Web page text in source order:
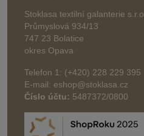
Stoklasa textilní galanterie s.r.o.
Průmyslová 934/13
747 23 Bolatice
okres Opava
Telefon 1: (+420) 228 229 395
E-mail: eshop@stoklasa.cz
Číslo účtu: 5487372/0800